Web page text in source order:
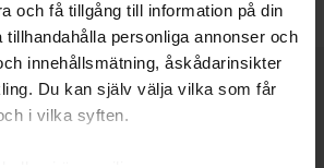
och få tillgång till information på din
tillhandahålla personliga annonser och
innehållsmätning, åskådarinsikter
Du kan själv välja vilka som får
i vilka syften.